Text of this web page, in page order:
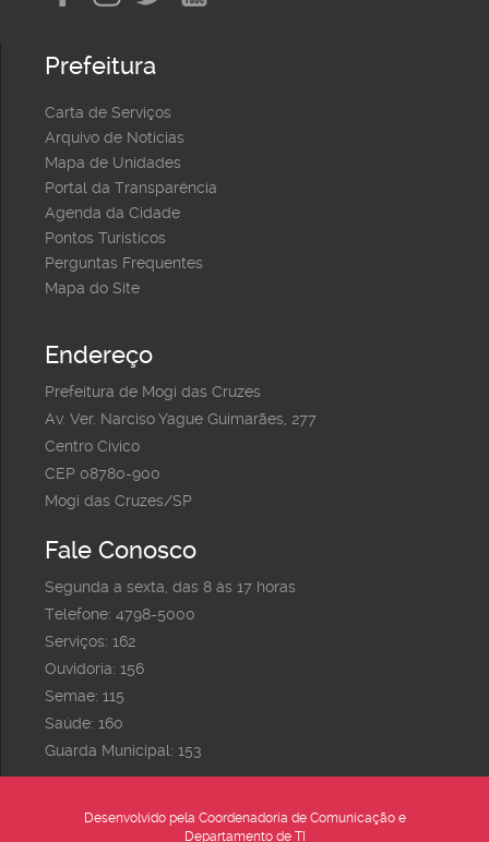
Prefeitura
Carta de Serviços
Arquivo de Notícias
Mapa de Unidades
Portal da Transparência
Agenda da Cidade
Pontos Turísticos
Perguntas Frequentes
Mapa do Site
Endereço
Prefeitura de Mogi das Cruzes
Av. Ver. Narciso Yague Guimarães, 277
Centro Cívico
CEP 08780-900
Mogi das Cruzes/SP
Fale Conosco
Segunda a sexta, das 8 às 17 horas
Telefone: 4798-5000
Serviços: 162
Ouvidoria: 156
Semae: 115
Saúde: 160
Guarda Municipal: 153
Desenvolvido pela Coordenadoria de Comunicação e
Departamento de TI